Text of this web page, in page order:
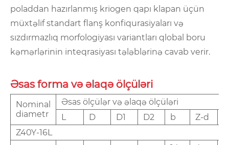
poladdan hazırlanmış kriogen qapı klapan üçün
müxtəlif standart flanş konfiqurasiyaları və
sızdırmazlıq morfologiyası variantları qlobal boru
kəmərlərinin inteqrasiyası tələblərinə cavab verir.
Əsas forma və əlaqə ölçüləri
Nominal
diametr
Əsas ölçülər və əlaqə ölçüləri
L
D D1 D2 b Z-d
Z40Y-16L